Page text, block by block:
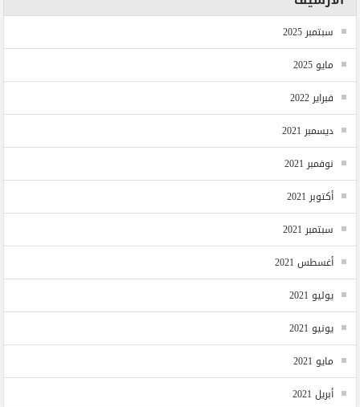
سبتمبر 2025
مايو 2025
فبراير 2022
ديسمبر 2021
نوفمبر 2021
أكتوبر 2021
سبتمبر 2021
أغسطس 2021
يوليو 2021
يونيو 2021
مايو 2021
أبريل 2021